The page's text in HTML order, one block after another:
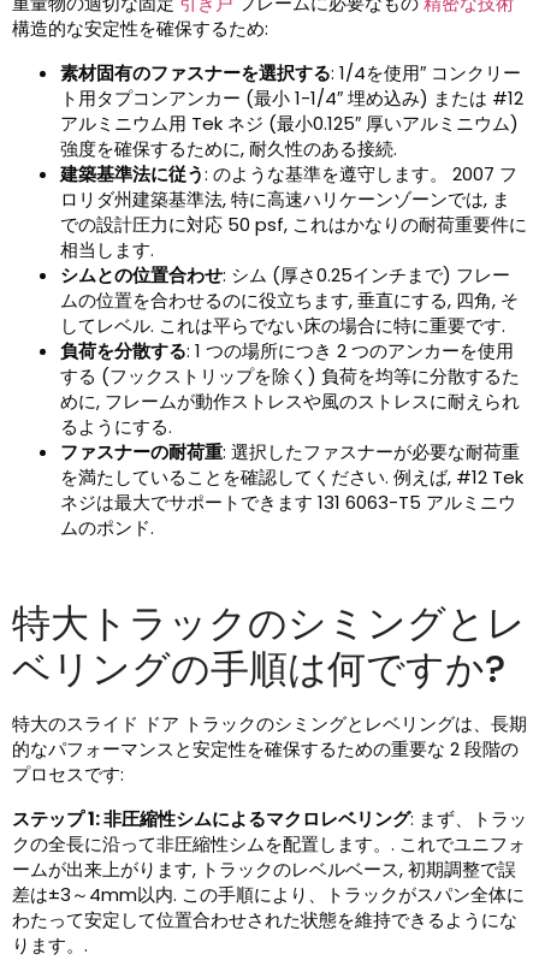
構造的な安定性を確保するため:
素材固有のファスナーを選択する: 1/4を使用″ コンクリー
ト用タプコンアンカー (最小 1-1/4″ 埋め込み) または #12
アルミニウム用 Tek ネジ (最小0.125″ 厚いアルミニウム)
強度を確保するために, 耐久性のある接続.
建築基準法に従う: のような基準を遵守します。 2007 フ
ロリダ州建築基準法, 特に高速ハリケーンゾーンでは, ま
での設計圧力に対応 50 psf, これはかなりの耐荷重要件に
相当します.
シムとの位置合わせ: シム (厚さ0.25インチまで) フレー
ムの位置を合わせるのに役立ちます, 垂直にする, 四角, そ
してレベル. これは平らでない床の場合に特に重要です.
負荷を分散する: 1 つの場所につき 2 つのアンカーを使用
する (フックストリップを除く) 負荷を均等に分散するた
めに, フレームが動作ストレスや風のストレスに耐えられ
るようにする.
ファスナーの耐荷重: 選択したファスナーが必要な耐荷重
を満たしていることを確認してください. 例えば, #12 Tek
ネジは最大でサポートできます 131 6063-T5 アルミニウ
ムのポンド.
特大トラックのシミングとレ
ベリングの手順は何ですか?
特大のスライド ドア トラックのシミングとレベリングは、長期
的なパフォーマンスと安定性を確保するための重要な 2 段階の
プロセスです:
ステップ 1: 非圧縮性シムによるマクロレベリング: まず、トラッ
クの全長に沿って非圧縮性シムを配置します。. これでユニフォ
ームが出来上がります, トラックのレベルベース, 初期調整で誤
差は±3～4mm以内. この手順により、トラックがスパン全体に
わたって安定して位置合わせされた状態を維持できるようにな
ります。.